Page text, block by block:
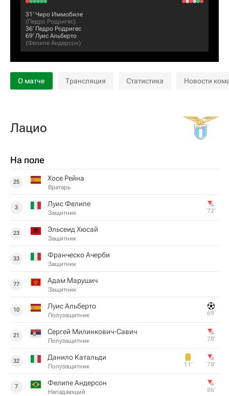
31‎’‎ Чиро Иммобиле
(Педро Родригес)
36‎’‎ Педро Родригес
69‎’‎ Луис Альберто
(Фелипе Андерсон)
О матче Трансляция Статистика Новости
Лацио
На поле
25 Хосе Рейна
Вратарь
3 Луис Фелипе
Защитник 73‎’‎
23 Эльсеид Хюсай
Защитник
33 Франческо Ачерби
Защитник
77 Адам Марушич
Защитник
10 Луис Альберто
Полузащитник 69‎’‎
21 Сергей Милинкович-Савич
Полузащитник 78‎’‎
32 Данило Катальди
Полузащитник 11‎’‎ 78‎’‎
7 Фелипе Андерсон
Нападающий 86‎’‎